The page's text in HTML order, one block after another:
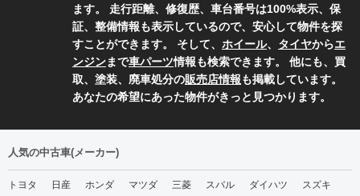
ます。 走行距離、修復歴、車台番号は100%表示、保
証、整備情報も表示しているので、安心して物件を探
すことができます。 そして、 ホイール、 タイヤからエ
ンジンまで車パーツ情報も検索できます。 他にも、買
取、塗装、廃車処分の販売店情報も掲載しています。
あなたの希望にあった物件がきっと見つかります。
人気の中古車(メーカー)
トヨタ 日産 ホンダ マツダ 三菱 スバル ダイハツ
スズキ